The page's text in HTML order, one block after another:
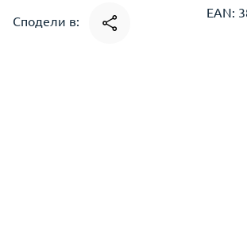
Сподели в:
EAN: